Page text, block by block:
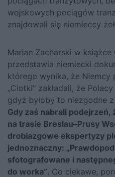
wojskowych pociągów
znajdowali się niemieccy
Marian Zacharski w książce
przedstawia niemiecki
którego wynika, że Niemcy
„Ciotki” zakładali, że
gdyż byłoby to niezgodne
Gdy zaś nabrali
na trasie Breslau–Prusy
drobiazgowe ekspertyzy
jednoznaczny:
sfotografowane i
do worka”. Co ciekawe,